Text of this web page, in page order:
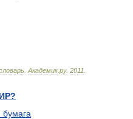
Академик.ру. 2011